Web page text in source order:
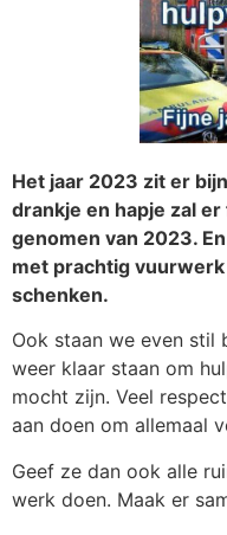
Het jaar 2023 zit er
drankje en hapje zal
genomen van 2023.
met prachtig
schenken.
Ook staan we even stil
weer klaar staan om
mocht zijn. Veel
aan doen om allemaal
Geef ze dan ook alle
werk doen. Maak er